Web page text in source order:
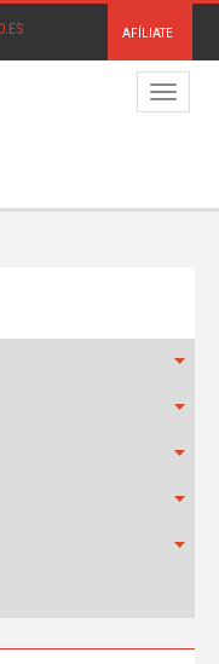
AFÍLIATE
Menú